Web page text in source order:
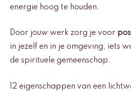
energie hoog te houden.
Door jouw werk zorg je voor
in jezelf en in je omgeving, iets
de spirituele gemeenschap.
12 eigenschappen van een